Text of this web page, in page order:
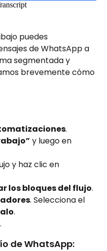
puedes
de WhatsApp a
segmentada y
brevemente cómo
.
y luego en
y haz clic en
los bloques del flujo.
. Selecciona el
.
.
de WhatsApp: